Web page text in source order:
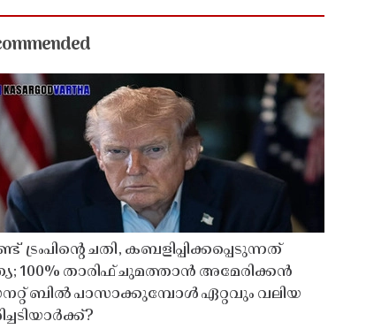
ട്രംപിന്റെ ചതി, കബളിപ്പിക്കപ്പെടുന്നത്
100% താരിഫ് ചുമത്താൻ അമേരിക്കൻ
ബിൽ പാസാക്കുമ്പോൾ ഏറ്റവും വലിയ